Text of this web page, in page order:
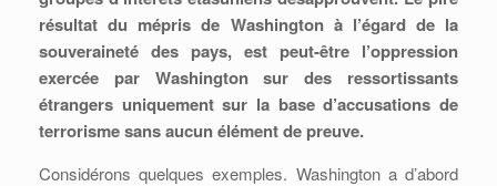
résultat du mépris de Washington à l’égard de la
souveraineté des pays, est peut-être l’oppression
exercée par Washington sur des ressortissants
étrangers uniquement sur la base d’accusations de
terrorisme sans aucun élément de preuve.
Considérons quelques exemples. Washington a d’abord